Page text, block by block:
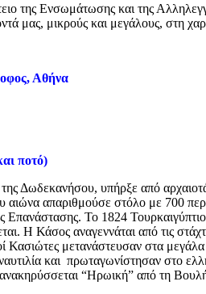
της Ενσωμάτωσης και της
μας, μικρούς και μεγάλους, στη
Αθήνα
ποτό)
Δωδεκανήσου, υπήρξε από
αιώνα απαριθμούσε στόλο με 700
Επανάστασης. Το 1824
Η Κάσος αναγεννάται από τις
Κασιώτες μετανάστευσαν στα
και πρωταγωνίστησαν στο
“Ηρωική” από τη